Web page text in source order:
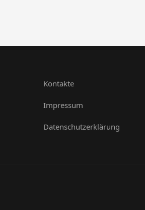
Kontakte
Impressum
Datenschutzerklärung